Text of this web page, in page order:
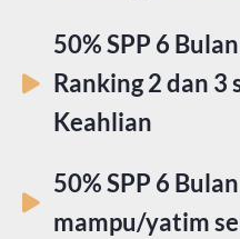
50% SPP 6
Ranking 2 dan 3
Keahlian
50% SPP 6
mampu/yatim